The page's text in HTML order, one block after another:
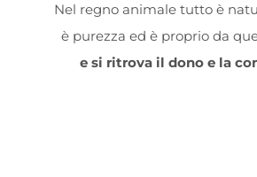
Nel regno animale tutto è
è purezza ed è proprio da
e si ritrova il dono e la